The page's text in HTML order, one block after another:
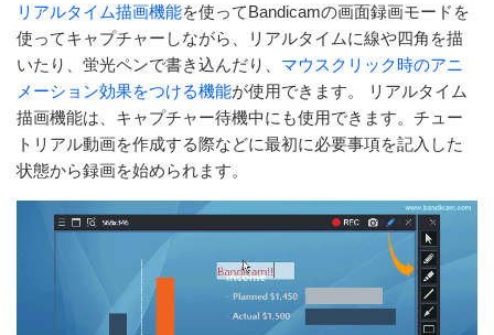
リアルタイム描画機能を使ってBandicamの画面録画モードを
使ってキャプチャーしながら、リアルタイムに線や四角を描
いたり、蛍光ペンで書き込んだり、 マウスクリック時のアニ
メーション効果をつける機能が使用できます。 リアルタイム
描画機能は、キャプチャー待機中にも使用できます。チュー
トリアル動画を作成する際などに最初に必要事項を記入した
状態から録画を始められます。